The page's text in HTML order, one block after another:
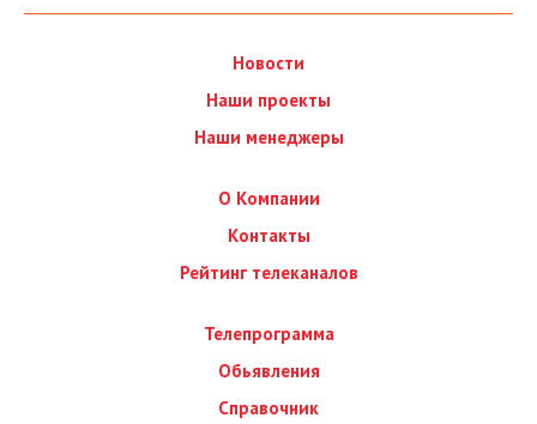
Новости
Наши проекты
Наши менеджеры
О Компании
Контакты
Рейтинг телеканалов
Телепрограмма
Обьявления
Справочник